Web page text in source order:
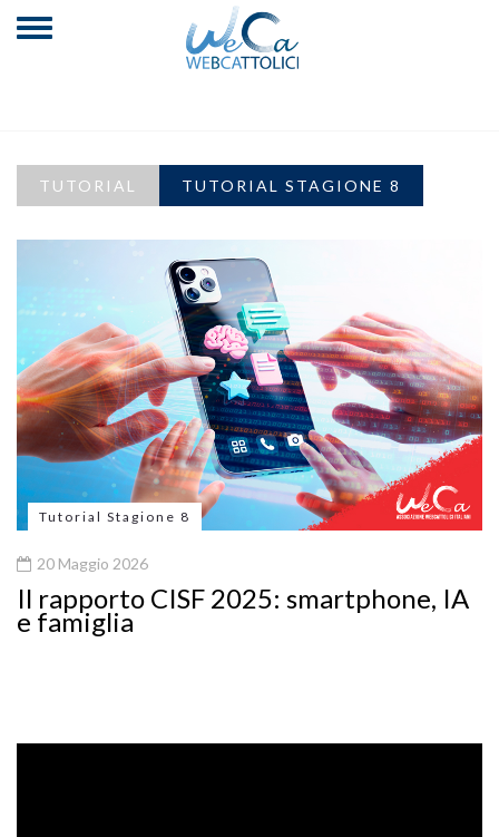
TUTORIAL TUTORIAL STAGIONE 8
Tutorial Stagione 8
20 Maggio 2026
Il rapporto CISF 2025: smartphone, IA
e famiglia